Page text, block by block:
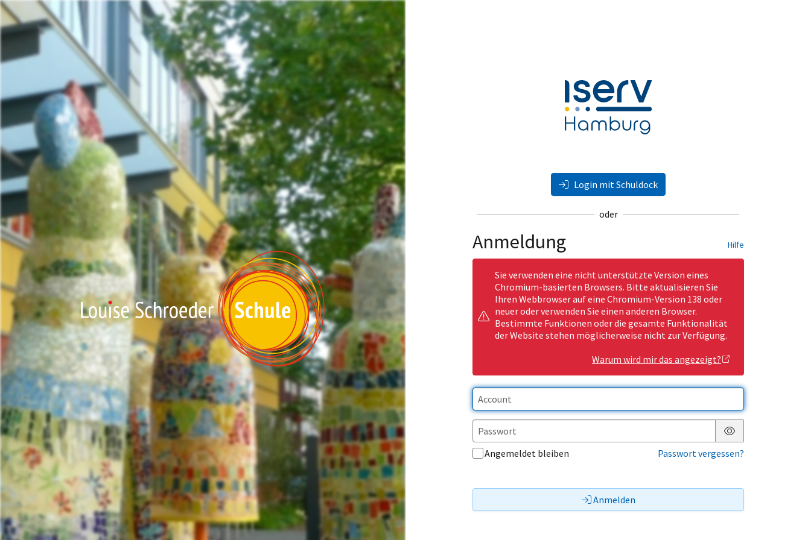
Login mit Schuldock
oder
Anmeldung Hilfe
Sie verwenden eine nicht unterstützte Version eines
Chromium-basierten Browsers. Bitte aktualisieren Sie
Ihren Webbrowser auf eine Chromium-Version 138 oder
neuer oder verwenden Sie einen anderen Browser.
Bestimmte Funktionen oder die gesamte Funktionalität
der Website stehen möglicherweise nicht zur Verfügung.
Warum wird mir das angezeigt?
Passwort anzeigen
Angemeldet bleiben
Passwort vergessen?
Anmelden